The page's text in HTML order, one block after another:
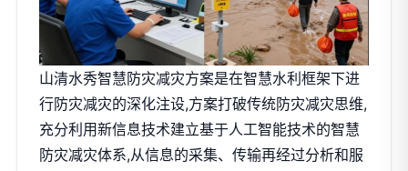
山清水秀智慧防灾减灾方案是在智慧水利框架下进
行防灾减灾的深化注设,方案打破传统防灾减灾思维,
充分利用新信息技术建立基于人工智能技术的智慧
防灾减灾体系,从信息的采集、传输再经过分析和服